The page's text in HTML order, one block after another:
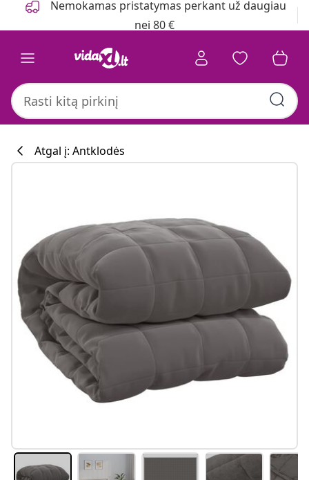
Nemokamas pristatymas perkant už daugiau
nei 80 €
Atgal į: Antklodės